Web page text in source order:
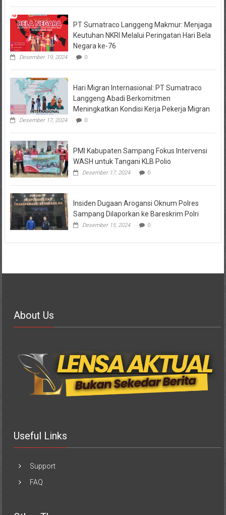
PT Sumatraco Langgeng Makmur: Menjaga
Keutuhan NKRI Melalui Peringatan Hari Bela
Negara ke-76
Desember 19, 2024 0
Hari Migran Internasional: PT Sumatraco
Langgeng Abadi Berkomitmen
Meningkatkan Kondisi Kerja Pekerja Migran
Desember 17, 2024 0
PMI Kabupaten Sampang Fokus Intervensi
WASH untuk Tangani KLB Polio
Desember 17, 2024 0
Insiden Dugaan Arogansi Oknum Polres
Sampang Dilaporkan ke Bareskrim Polri
Desember 15, 2024 0
About Us
Useful Links
Support
FAQ